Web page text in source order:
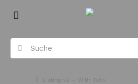
Listing v2 – With Tabs